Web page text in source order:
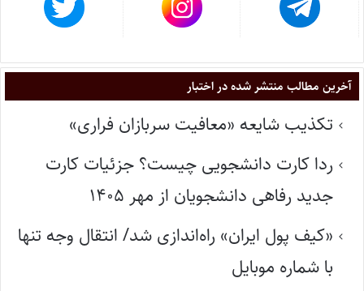
آخرین مطالب منتشر شده در اختبار
تکذیب شایعه «معافیت سربازان فراری»
ردا کارت دانشجویی چیست؟ جزئیات کارت
جدید رفاهی دانشجویان از مهر ۱۴۰۵
«کیف پول ایران» راه‌اندازی شد/ انتقال وجه تنها
با شماره موبایل